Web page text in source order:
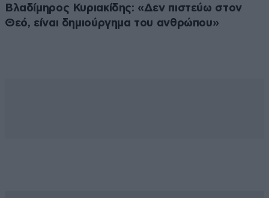
Βλαδίμηρος Κυριακίδης: «Δεν πιστεύω στον
Θεό, είναι δημιούργημα του ανθρώπου»